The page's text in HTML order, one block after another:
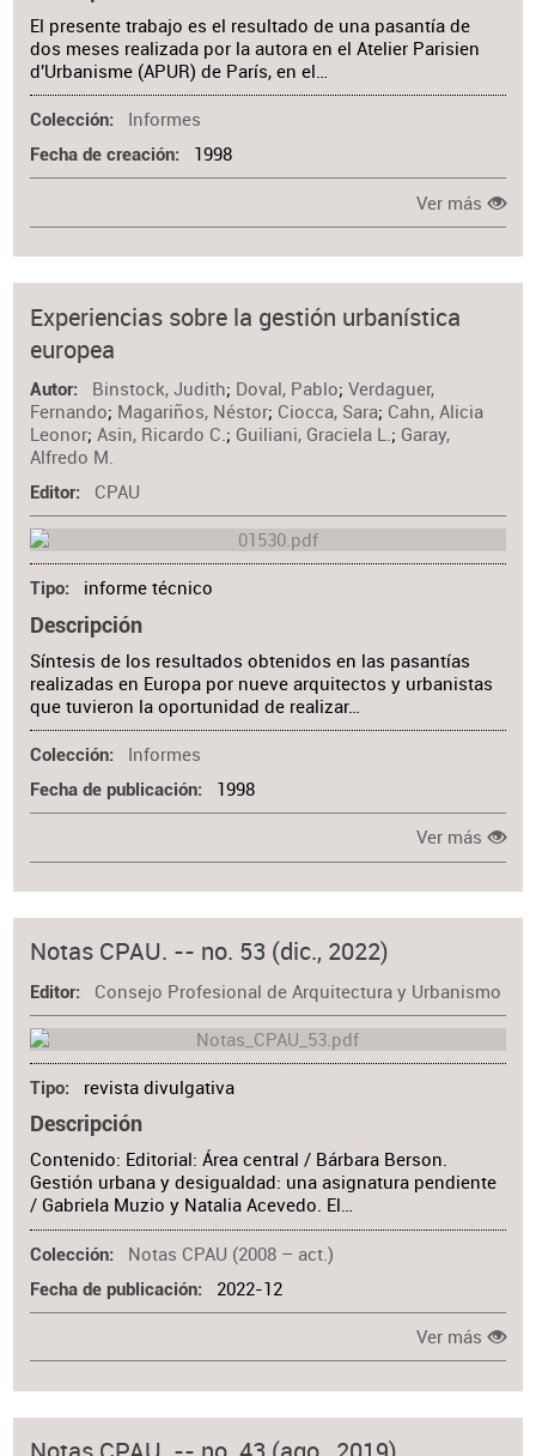
El presente trabajo es el resultado de una pasantía de
dos meses realizada por la autora en el Atelier Parisien
d'Urbanisme (APUR) de París, en el…
Colección Informes
Fecha de creación 1998
Ver más
Experiencias sobre la gestión urbanística
europea
Autor Binstock, Judith; Doval, Pablo; Verdaguer,
Fernando; Magariños, Néstor; Ciocca, Sara; Cahn, Alicia
Leonor; Asin, Ricardo C. ; Guiliani, Graciela L. ; Garay,
Alfredo M.
Editor CPAU
Tipo informe técnico
Descripción
Síntesis de los resultados obtenidos en las pasantías
realizadas en Europa por nueve arquitectos y urbanistas
que tuvieron la oportunidad de realizar…
Colección Informes
Fecha de publicación 1998
Ver más
Notas CPAU. -- no. 53 (dic., 2022)
Editor Consejo Profesional de Arquitectura y Urbanismo
Tipo revista divulgativa
Descripción
Contenido: Editorial: Área central / Bárbara Berson.
Gestión urbana y desigualdad: una asignatura pendiente
/ Gabriela Muzio y Natalia Acevedo. El…
Colección Notas CPAU (2008 – act.)
Fecha de publicación 2022-12
Ver más